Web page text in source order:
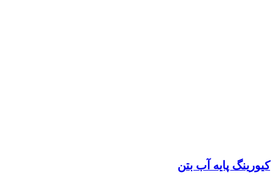
کیورینگ پایه آب بتن